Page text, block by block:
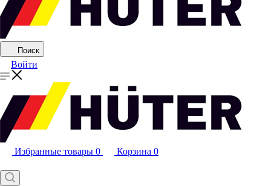
Поиск
Войти
Избранные товары 0 Корзина 0